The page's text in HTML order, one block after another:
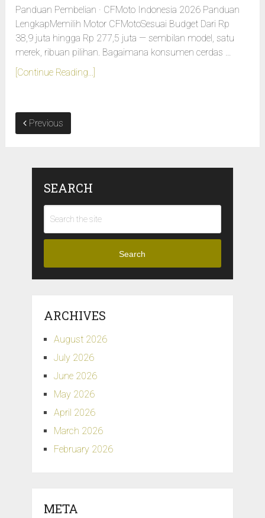
Panduan Pembelian · CFMoto Indonesia 2026 Panduan
LengkapMemilih Motor CFMotoSesuai Budget Dari Rp
38,9 juta hingga Rp 277,5 juta — sembilan model, satu
merek, ribuan pilihan. Bagaimana konsumen cerdas …
[Continue Reading...]
Previous
SEARCH
Search
ARCHIVES
August 2026
July 2026
June 2026
May 2026
April 2026
March 2026
February 2026
META